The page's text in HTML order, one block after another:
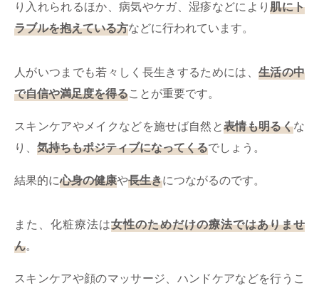
り入れられるほか、病気やケガ、湿疹などにより肌にト
ラブルを抱えている方などに行われています。
人がいつまでも若々しく長生きするためには、 生活の中
で自信や満足度を得ることが重要です。
スキンケアやメイクなどを施せば自然と表情も明るくな
り、 気持ちもポジティブになってくるでしょう。
結果的に心身の健康や長生きにつながるのです。
また、化粧療法は女性のためだけの療法ではありませ
ん。
スキンケアや顔のマッサージ、ハンドケアなどを行うこ